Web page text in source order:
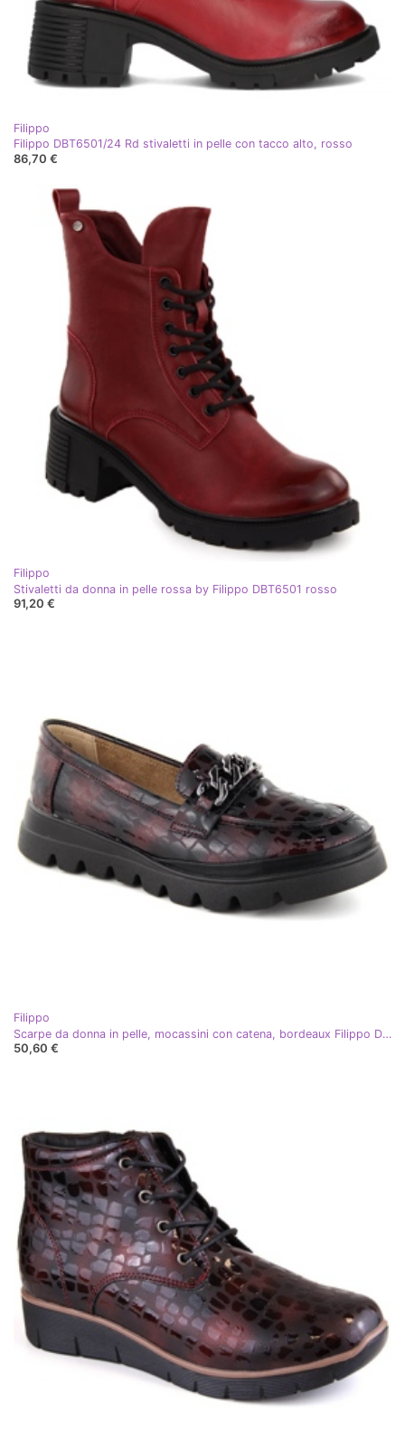
Filippo
Filippo DBT6501/24 Rd stivaletti in pelle con tacco alto, rosso
86,70 €
Filippo
Stivaletti da donna in pelle rossa by Filippo DBT6501 rosso
91,20 €
Filippo
Scarpe da donna in pelle, mocassini con catena, bordeaux Filippo DP6467 rosso
50,60 €